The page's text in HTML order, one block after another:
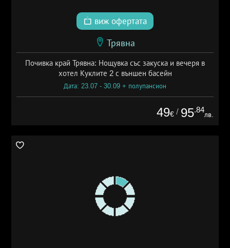
виж офертата
Трявна
Почивка край Трявна: Нощувка със закуска и вечеря в
хотел Куклите 2 с външен басейн
Дата: 23.07 - 30.09 + полупансион
49€ / 95.84
лв.